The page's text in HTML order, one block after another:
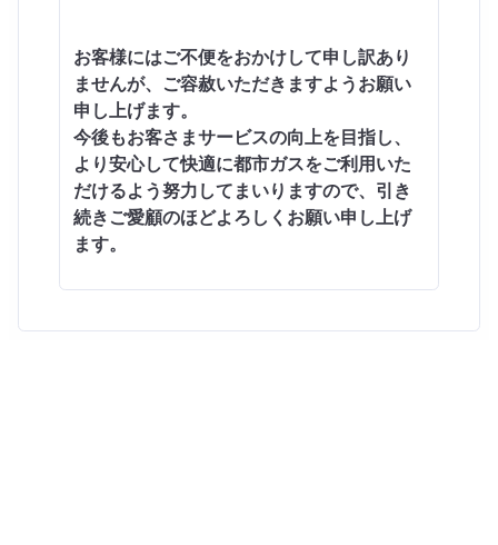
お客様にはご不便をおかけして申し訳あり
ませんが、ご容赦いただきますようお願い
申し上げます。
今後もお客さまサービスの向上を目指し、
より安心して快適に都市ガスをご利用いた
だけるよう努力してまいりますので、引き
続きご愛顧のほどよろしくお願い申し上げ
ます。